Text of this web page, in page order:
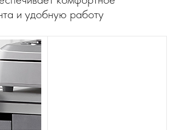
и удобную работу